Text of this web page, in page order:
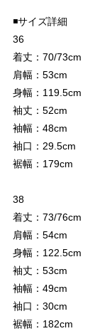
◾️サイズ詳細
36
着丈：70/73cm
肩幅：53cm
身幅：119.5cm
袖丈：52cm
袖幅：48cm
袖口：29.5cm
裾幅：179cm
38
着丈：73/76cm
肩幅：54cm
身幅：122.5cm
袖丈：53cm
袖幅：49cm
袖口：30cm
裾幅：182cm